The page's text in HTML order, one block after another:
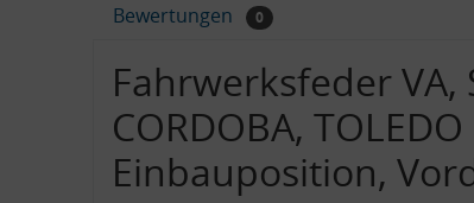
Bewertungen
0
Fahrwerksfeder VA,
CORDOBA,
Einbauposition,